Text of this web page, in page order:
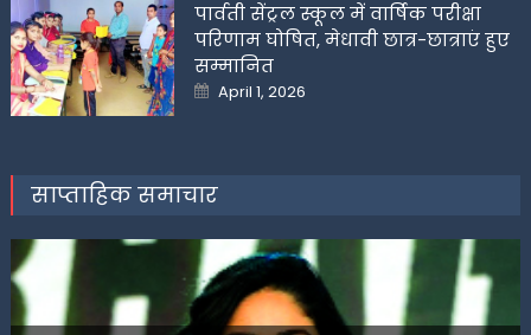
पार्वती सेंट्रल स्कूल में वार्षिक परीक्षा
परिणाम घोषित, मेधावी छात्र-छात्राएं हुए
सम्मानित
Posted
on
April 1, 2026
साप्ताहिक समाचार